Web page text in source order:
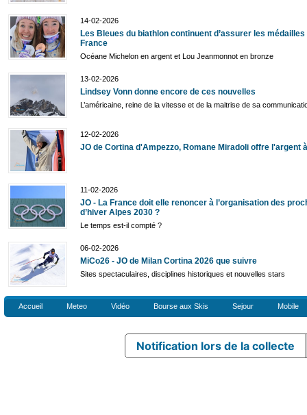
14-02-2026
Les Bleues du biathlon continuent d’assurer les médailles
France
Océane Michelon en argent et Lou Jeanmonnot en bronze
13-02-2026
Lindsey Vonn donne encore de ces nouvelles
L’américaine, reine de la vitesse et de la maitrise de sa
12-02-2026
JO de Cortina d'Ampezzo, Romane Miradoli offre l'argent
11-02-2026
JO - La France doit elle renoncer à l’organisation des
d’hiver Alpes 2030 ?
Le temps est-il compté ?
06-02-2026
MiCo26 - JO de Milan Cortina 2026 que suivre
Sites spectaculaires, disciplines historiques et nouvelles stars
Accueil Meteo Vidéo Bourse aux Skis Sejour Mobile
Notification lors de la collecte